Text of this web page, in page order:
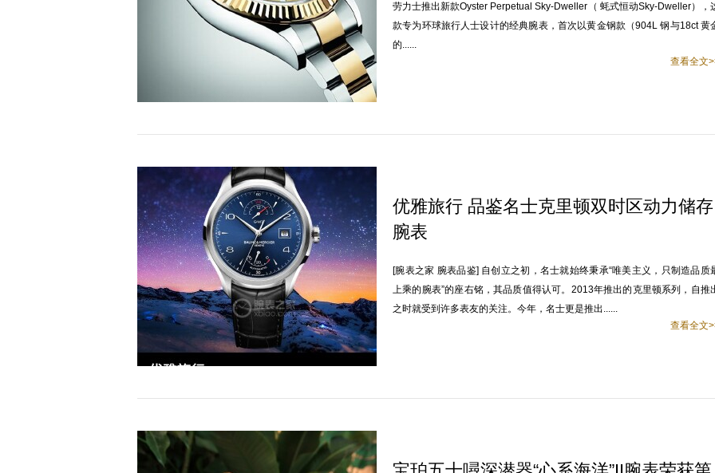
劳力士推出新款Oyster Perpetual Sky-Dweller（ 蚝式恒动Sky-Dweller），
款专为环球旅行人士设计的经典腕表，首次以黄金钢款（904L 钢与18ct 黄
的......
查看全文
优雅旅行 品鉴名士克里顿双时区动力储存
腕表
[腕表之家 腕表品鉴] 自创立之初，名士就始终秉承“唯美主义，只制造品质
上乘的腕表”的座右铭，其品质值得认可。2013年推出的克里顿系列，自推
之时就受到许多表友的关注。今年，名士更是推出......
查看全文